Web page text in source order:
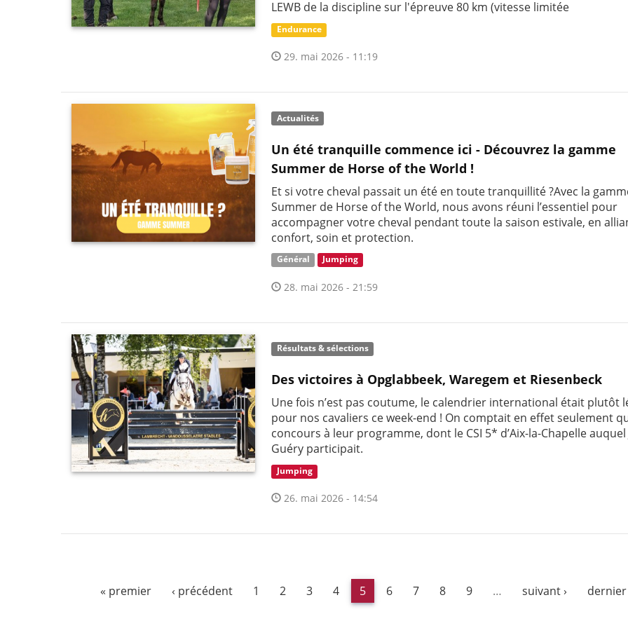
LEWB de la discipline sur l'épreuve 80 km (vitesse limitée
Endurance
29. mai 2026 - 11:19
Actualités
Un été tranquille commence ici - Découvrez la gamme
Summer de Horse of the World !
Et si votre cheval passait un été en toute tranquillité ?Avec la
Summer de Horse of the World, nous avons réuni l’essentiel pour
accompagner votre cheval pendant toute la saison estivale, en
confort, soin et protection.
Général Jumping
28. mai 2026 - 21:59
Résultats & sélections
Des victoires à Opglabbeek, Waregem et Riesenbeck
Une fois n’est pas coutume, le calendrier international était plutôt
pour nos cavaliers ce week-end ! On comptait en effet seulement
concours à leur programme, dont le CSI 5* d’Aix-la-Chapelle
Guéry participait.
Jumping
26. mai 2026 - 14:54
« premier ‹ précédent 1 2 3 4 5 6 7 8 9 … suivant › dernier